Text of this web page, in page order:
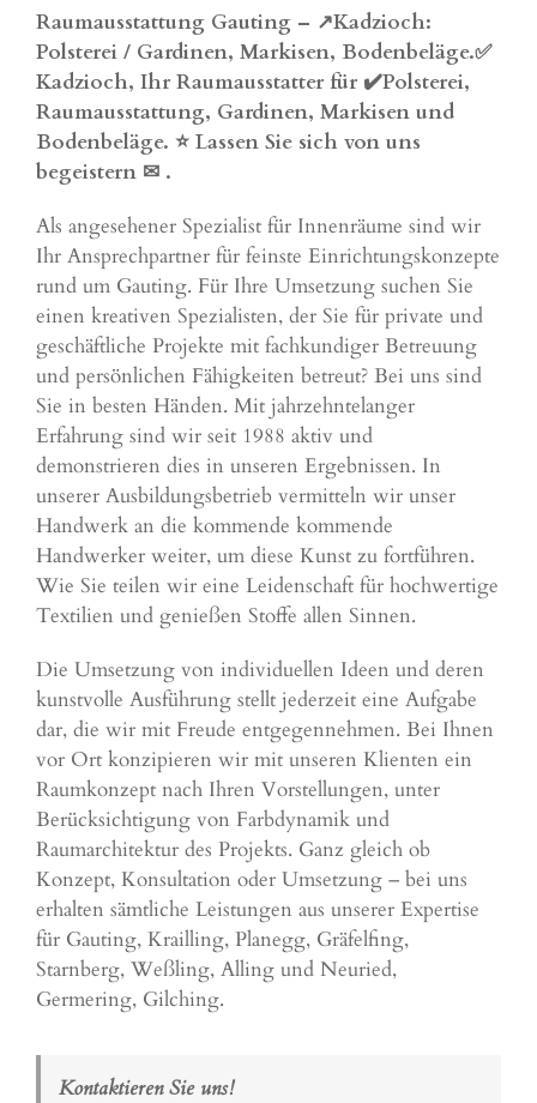
Raumausstattung Gauting – ↗️Kadzioch:
Polsterei / Gardinen, Markisen, Bodenbeläge.✅
Kadzioch, Ihr Raumausstatter für ✔️Polsterei,
Raumausstattung, Gardinen, Markisen und
Bodenbeläge. ⭐ Lassen Sie sich von uns
begeistern ✉ .
Als angesehener Spezialist für Innenräume sind wir
Ihr Ansprechpartner für feinste Einrichtungskonzepte
rund um Gauting. Für Ihre Umsetzung suchen Sie
einen kreativen Spezialisten, der Sie für private und
geschäftliche Projekte mit fachkundiger Betreuung
und persönlichen Fähigkeiten betreut? Bei uns sind
Sie in besten Händen. Mit jahrzehntelanger
Erfahrung sind wir seit 1988 aktiv und
demonstrieren dies in unseren Ergebnissen. In
unserer Ausbildungsbetrieb vermitteln wir unser
Handwerk an die kommende kommende
Handwerker weiter, um diese Kunst zu fortführen.
Wie Sie teilen wir eine Leidenschaft für hochwertige
Textilien und genießen Stoffe allen Sinnen.
Die Umsetzung von individuellen Ideen und deren
kunstvolle Ausführung stellt jederzeit eine Aufgabe
dar, die wir mit Freude entgegennehmen. Bei Ihnen
vor Ort konzipieren wir mit unseren Klienten ein
Raumkonzept nach Ihren Vorstellungen, unter
Berücksichtigung von Farbdynamik und
Raumarchitektur des Projekts. Ganz gleich ob
Konzept, Konsultation oder Umsetzung – bei uns
erhalten sämtliche Leistungen aus unserer Expertise
für Gauting, Krailling, Planegg, Gräfelfing,
Starnberg, Weßling, Alling und Neuried,
Germering, Gilching.
Kontaktieren Sie uns!